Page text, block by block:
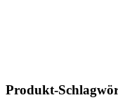
Produkt-